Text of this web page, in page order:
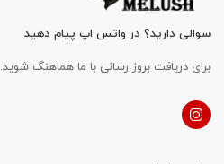
سوالی دارید؟ در واتس اپ پیام دهید
برای دریافت بروز رسانی با ما هماهنگ شوید.